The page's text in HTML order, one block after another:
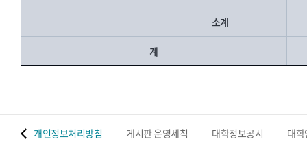
소계
계
개인정보처리방침 게시판 운영세칙 대학정보공시 대